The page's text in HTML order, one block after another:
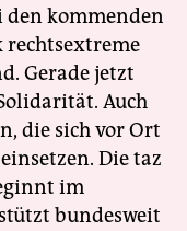
den kommenden
rechtsextreme
Gerade jetzt
Auch
die sich vor Ort
Die taz
im
bundesweit